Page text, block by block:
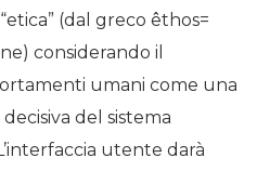
(dal greco êthos=
considerando il
umani come una
del sistema
utente darà